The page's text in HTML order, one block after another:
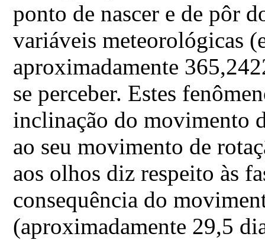
ponto de nascer e de pôr
variáveis meteorológicas
aproximadamente
se perceber. Estes
inclinação do movimento
ao seu movimento de
aos olhos diz respeito às
consequência do
(aproximadamente 29,5